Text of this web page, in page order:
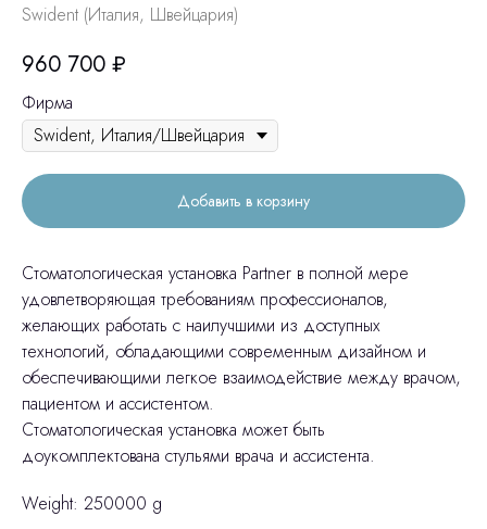
Swident (Италия, Швейцария)
960 700 ₽
Фирма
Добавить в корзину
Cтоматологическая установка Partner в полной мере
удовлетворяющая требованиям профессионалов,
желающих работать с наилучшими из доступных
технологий, обладающими современным дизайном и
обеспечивающими легкое взаимодействие между врачом,
пациентом и ассистентом.
Стоматологическая установка может быть
доукомплектована стульями врача и ассистента.
Weight: 250000 g